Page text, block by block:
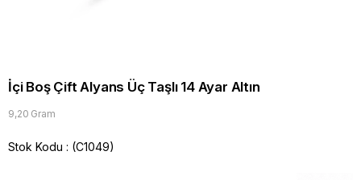
İçi Boş Çift Alyans Üç Taşlı 14 Ayar Altın
9,20 Gram
Stok Kodu (C1049)